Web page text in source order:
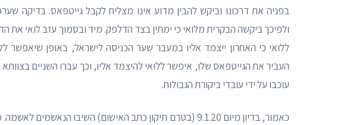
בפניה את דרכונו וביקש להבין מדוע אינו מצליח לקבל גייטפאס. בדיקה
ללואי כי האחרון ייצמד אליו במעבר שער הכניסה לישראל, באופן שיאפשר
העביר את הגייטפאס שלו, איפשר ללואי להיצמד אליו, וכך עברו השניים
עוכבו על ידי עובדי ביקורת הגבולות.